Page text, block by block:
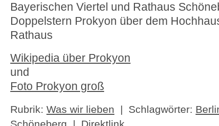
Bayerischen Viertel und Rathaus
Doppelstern Prokyon über dem
Rathaus
Wikipedia über Prokyon
und
Foto Prokyon groß
Rubrik: Was wir lieben | Schlagwörter: